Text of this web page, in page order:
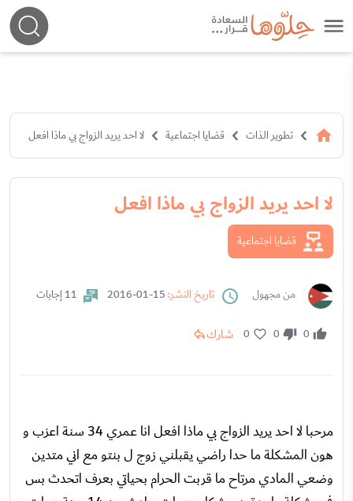
تطوير الذات قضايا اجتماعية لا احد يريد الزواج بي ماذا افعل
لا احد يريد الزواج بي ماذا افعل
قضايا اجتماعية
من مجهول تاريخ النشر: 11 إجابات
0
0
0 شارك
مرحبا لا احد يريد الزواج بي ماذا افعل انا عمري 34 سنة اعزب و
هون المشكلة ما حدا راضي يقبلني زوج ل بنتو مع اني متدين
وضعي المادي مرتاح ما قربت الحرام بحياتي بعرف اتحدث بس